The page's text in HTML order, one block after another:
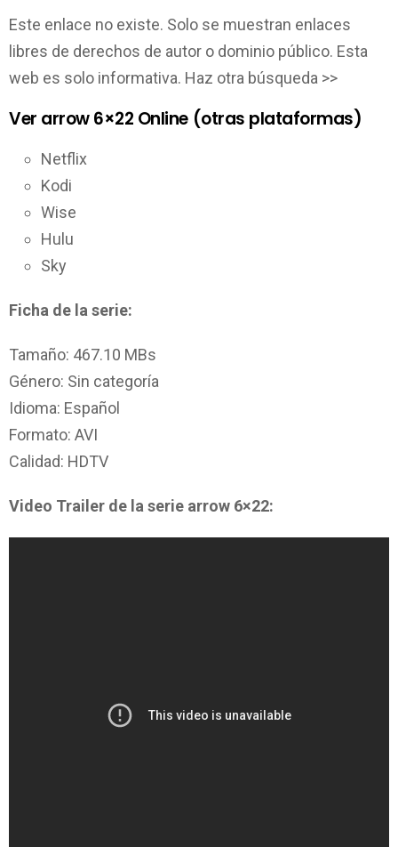
Este enlace no existe. Solo se muestran enlaces
libres de derechos de autor o dominio público. Esta
web es solo informativa. Haz otra búsqueda >>
Ver arrow 6×22 Online (otras plataformas)
Netflix
Kodi
Wise
Hulu
Sky
Ficha de la serie:
Tamaño: 467.10 MBs
Género: Sin categoría
Idioma: Español
Formato: AVI
Calidad: HDTV
Video Trailer de la serie arrow 6×22: